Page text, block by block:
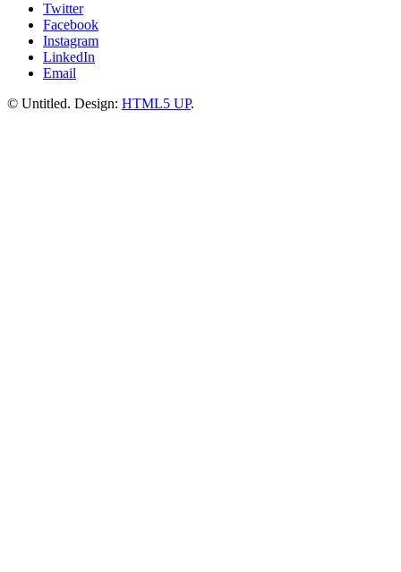
Twitter
Facebook
Instagram
LinkedIn
Email
© Untitled. Design: HTML5 UP.